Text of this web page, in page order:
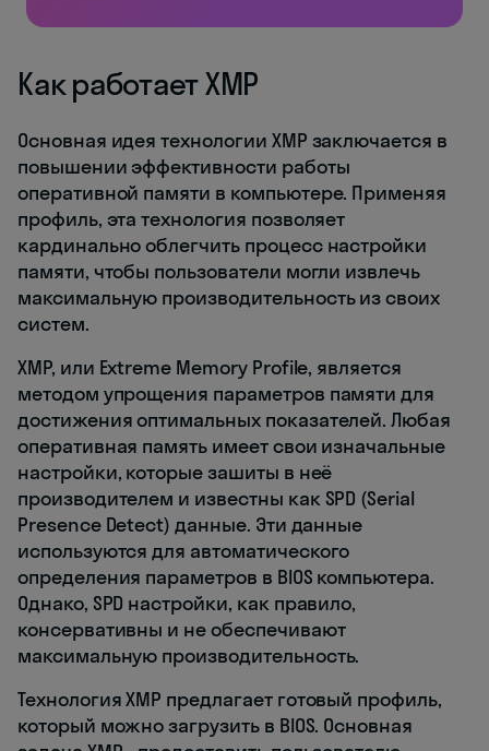
Как работает XMP
Основная идея технологии XMP заключается в
повышении эффективности работы
оперативной памяти в компьютере. Применяя
профиль, эта технология позволяет
кардинально облегчить процесс настройки
памяти, чтобы пользователи могли извлечь
максимальную производительность из своих
систем.
XMP, или Extreme Memory Profile, является
методом упрощения параметров памяти для
достижения оптимальных показателей. Любая
оперативная память имеет свои изначальные
настройки, которые зашиты в неё
производителем и известны как SPD (Serial
Presence Detect) данные. Эти данные
используются для автоматического
определения параметров в BIOS компьютера.
Однако, SPD настройки, как правило,
консервативны и не обеспечивают
максимальную производительность.
Технология XMP предлагает готовый профиль,
который можно загрузить в BIOS. Основная